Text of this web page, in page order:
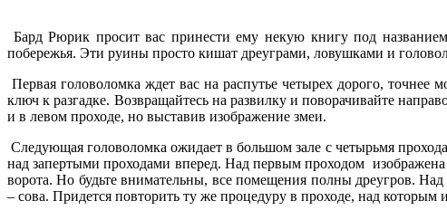
Бард Рюрик просит вас принести ему некую книгу под
побережья. Эти руины просто кишат дреуграми, ловушками и
Первая головоломка ждет вас на распутье четырех дорого,
ключ к разгадке. Возвращайтесь на развилку и поворачивайте
и в левом проходе, но выставив изображение змеи.
Следующая головоломка ожидает в большом зале с четырьмя
над запертыми проходами вперед. Над первым проходом
ворота. Но будьте внимательны, все помещения полны дреугров.
– сова. Придется повторить ту же процедуру в проходе, над которым